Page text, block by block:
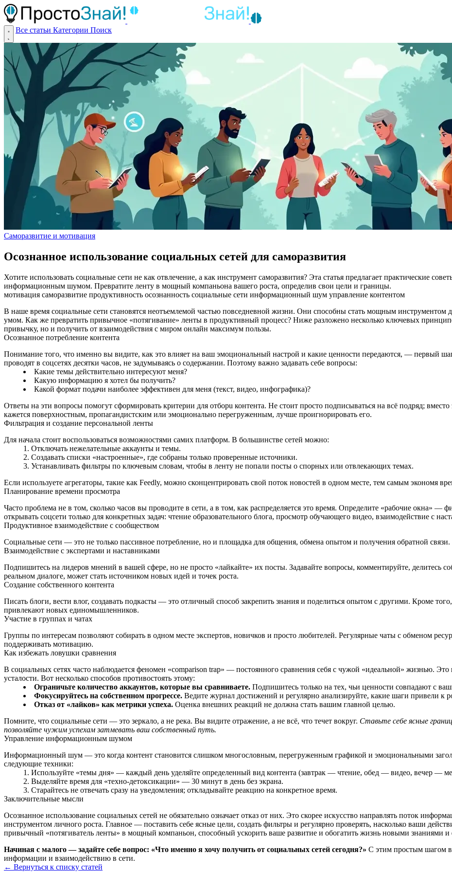
Все статьи Категории Поиск
Саморазвитие и мотивация
Осознанное использование социальных сетей для саморазвития
Хотите использовать социальные сети не как отвлечение, а как инструмент саморазвития? Эта статья предлагает практические
информационным шумом. Превратите ленту в мощный компаньона вашего роста, определив свои цели и границы.
мотивация саморазвитие продуктивность осознанность социальные сети информационный шум управление контентом
В наше время социальные сети становятся неотъемлемой частью повседневной жизни. Они способны стать мощным инструментом
умом. Как же превратить привычное «потягивание» ленты в продуктивный процесс? Ниже разложено несколько ключевых
привычку, но и получить от взаимодействия с миром онлайн максимум пользы.
Осознанное потребление контента
Понимание того, что именно вы видите, как это влияет на ваш эмоциональный настрой и какие ценности передаются, — первый
проводят в соцсетях десятки часов, не задумываясь о содержании. Поэтому важно задавать себе вопросы:
Какие темы действительно интересуют меня?
Какую информацию я хотел бы получить?
Какой формат подачи наиболее эффективен для меня (текст, видео, инфографика)?
Ответы на эти вопросы помогут сформировать критерии для отборu контента. Не стоит просто подписываться на всё подряд;
кажется поверхностным, пропагандистским или эмоционально перегруженным, лучше проигнорировать его.
Фильтрация и создание персональной ленты
Для начала стоит воспользоваться возможностями самих платформ. В большинстве сетей можно:
Отключать нежелательные аккаунты и темы.
Создавать списки «настроенные», где собраны только проверенные источники.
Устанавливать фильтры по ключевым словам, чтобы в ленту не попали посты о спорных или отвлекающих темах.
Если используете агрегаторы, такие как Feedly, можно сконцентрировать свой поток новостей в одном месте, тем самым экономя
Планирование времени просмотра
Часто проблема не в том, сколько часов вы проводите в сети, а в том, как распределяется это время. Определите «рабочие окна» —
открывать соцсети только для конкретных задач: чтение образовательного блога, просмотр обучающего видео, взаимодействие с
Продуктивное взаимодействие с сообществом
Социальные сети — это не только пассивное потребление, но и площадка для общения, обмена опытом и получения обратной связи.
Взаимодействие с экспертами и наставниками
Подпишитесь на лидеров мнений в вашей сфере, но не просто «лайкайте» их посты. Задавайте вопросы, комментируйте, делитесь
реальном диалоге, может стать источником новых идей и точек роста.
Создание собственного контента
Писать блоги, вести влог, создавать подкасты — это отличный способ закрепить знания и поделиться опытом с другими. Кроме
привлекают новых единомышленников.
Участие в группах и чатах
Группы по интересам позволяют собирать в одном месте экспертов, новичков и просто любителей. Регулярные чаты с обменом
поддерживать мотивацию.
Как избежать ловушки сравнения
В социальных сетях часто наблюдается феномен «comparison trap» — постоянного сравнения себя с чужой «идеальной» жизнью.
усталости. Вот несколько способов противостоять этому:
Ограничьте количество аккаунтов, которые вы сравниваете. Подпишитесь только на тех, чьи ценности совпадают с
Фокусируйтесь на собственном прогрессе. Ведите журнал достижений и регулярно анализируйте, какие шаги привели к
Отказ от «лайков» как метрики успеха. Оценка внешних реакций не должна стать вашим главной целью.
Помните, что социальные сети — это зеркало, а не река. Вы видите отражение, а не всё, что течет вокруг. Ставьте себе ясные
позволяйте чужим успехам затмевать ваш собственный путь.
Управление информационным шумом
Информационный шум — это когда контент становится слишком многословным, перегруженным графикой и эмоциональными
следующие техники:
Используйте «темы дня» — каждый день уделяйте определенный вид контента (завтрак — чтение, обед — видео, вечер —
Выделяйте время для «техно-детоксикации» — 30 минут в день без экрана.
Старайтесь не отвечать сразу на уведомления; откладывайте реакцию на конкретное время.
Заключительные мысли
Осознанное использование социальных сетей не обязательно означает отказ от них. Это скорее искусство направлять поток
инструментом личного роста. Главное — поставить себе ясные цели, создать фильтры и регулярно проверять, насколько ваши
привычный «потягиватель ленты» в мощный компаньон, способный ускорить ваше развитие и обогатить жизнь новыми знаниями
Начиная с малого — задайте себе вопрос: «Что именно я хочу получить от социальных сетей сегодня?» С этим простым шагом
информации и взаимодействию в сети.
← Вернуться к списку статей